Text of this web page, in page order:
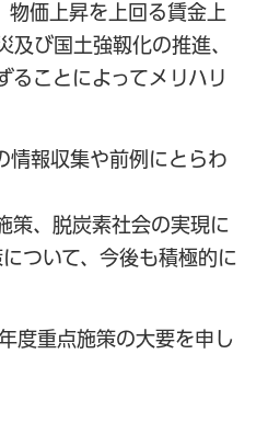
物価上昇を上回る賃金上
び国土強靱化の推進、
ることによってメリハリ
情報収集や前例にとらわ
策、脱炭素社会の実現に
ついて、今後も積極的に
度重点施策の大要を申し